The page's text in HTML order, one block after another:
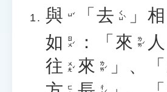
與 ㄩˇ 「 去 ㄑㄩˋ 」 相
如 ㄖㄨˊ ：「 來 ㄌㄞˊ 人
往 ㄨㄤˇ 來 ㄌㄞˊ 」、「